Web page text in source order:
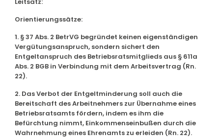
Orientierungssätze:
1. § 37 Abs. 2 BetrVG begründet keinen eigenständigen
Vergütungsanspruch, sondern sichert den
Entgeltanspruch des Betriebsratsmitglieds aus § 611a
Abs. 2 BGB in Verbindung mit dem Arbeitsvertrag (Rn.
22).
2. Das Verbot der Entgeltminderung soll auch die
Bereitschaft des Arbeitnehmers zur Übernahme eines
Betriebsratsamts fördern, indem es ihm die
Befürchtung nimmt, Einkommenseinbußen durch die
Wahrnehmung eines Ehrenamts zu erleiden (Rn. 22).